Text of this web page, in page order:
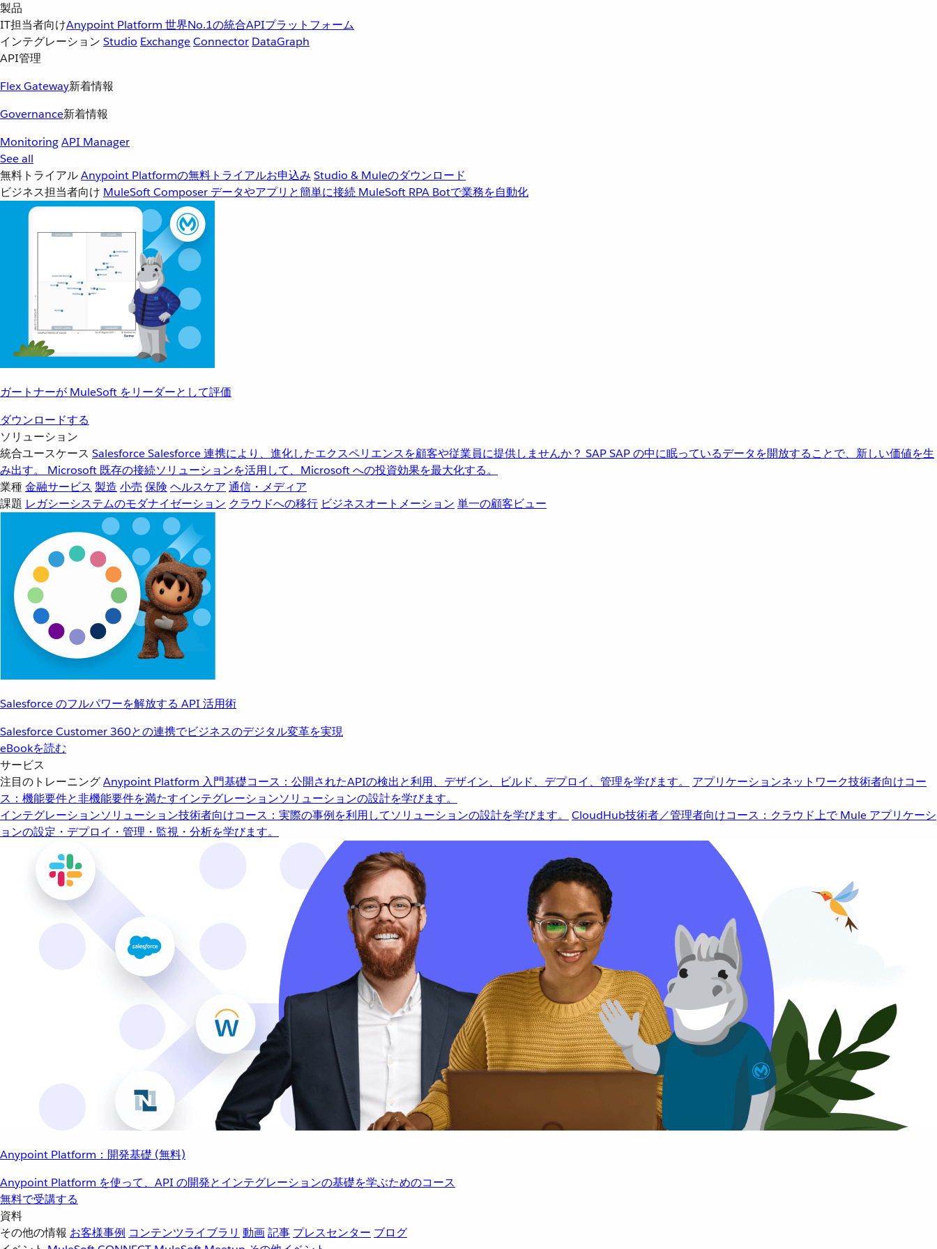
製品
IT担当者向けAnypoint Platform 世界No.1の統合APIプラットフォーム
インテグレーション Studio ExchangeConnector DataGraph
API管理
Flex Gateway新着情報
Governance新着情報
MonitoringAPI Manager
See all
無料トライアルAnypoint Platformの無料トライアルお申込み Studio & Muleのダウンロード
ビジネス担当者向け MuleSoft Composer データやアプリと簡単に接続 MuleSoft RPA Botで業務を自動化
ガートナーが MuleSoft をリーダーとして評価
ダウンロードする
ソリューション
統合ユースケース SalesforceSalesforce 連携により、進化したエクスペリエンスを顧客や従業員に提供しませんか？ SAPSAP の中に眠っているデータを開放することで、新しい価値を生
み出す。
Microsoft 既存の接続ソリューションを活用して、Microsoft への投資効果を最大化する。
業種金融サービス 製造 小売 保険 ヘルスケア 通信・メディア
課題 レガシーシステムのモダナイゼーション クラウドへの移行 ビジネスオートメーション 単一の顧客ビュー
Salesforce のフルパワーを解放する API 活用術
Salesforce Customer 360との連携でビジネスのデジタル変革を実現
eBookを読む
サービス
注目のトレーニングAnypoint Platform 入門基礎コース：公開されたAPIの検出と利用、デザイン、ビルド、デプロイ、管理を学びます。 アプリケーションネットワーク技術者向けコー
ス：機能要件と非機能要件を満たすインテグレーションソリューションの設計を学びます。
インテグレーションソリューション技術者向けコース：実際の事例を利用してソリューションの設計を学びます。 CloudHub技術者／管理者向けコース：クラウド上で Mule アプリケーシ
ョンの設定・デプロイ・管理・監視・分析を学びます。
Anypoint Platform：開発基礎 (無料)
Anypoint Platform を使って、API の開発とインテグレーションの基礎を学ぶためのコース
無料で受講する
資料
その他の情報 お客様事例 コンテンツライブラリ 動画記事 プレスセンター ブログ